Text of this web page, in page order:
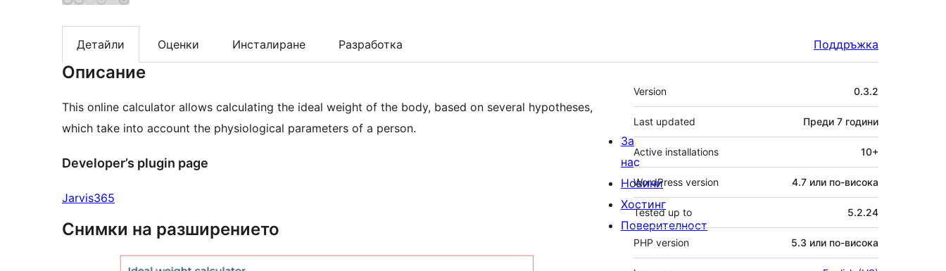
Детайли Оценки Инсталиране Разработка Поддръжка
Описание
This online calculator allows calculating the ideal weight of the body, based on several hypotheses,
which take into account the physiological parameters of a person.
Developer’s plugin page
Jarvis365
Снимки на разширението
Мета
Version 0.3.2
Last updated Преди 7 години
Active installations 10+
WordPress version 4.7 или по-висока
Tested up to 5.2.24
PHP version 5.3 или по-висока
За
нас
Новини
Хостинг
Поверителност